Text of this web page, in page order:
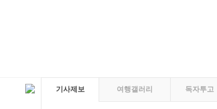
기사제보 여행갤러리 독자투고